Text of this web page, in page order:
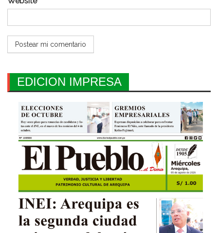
EDICION IMPRESA